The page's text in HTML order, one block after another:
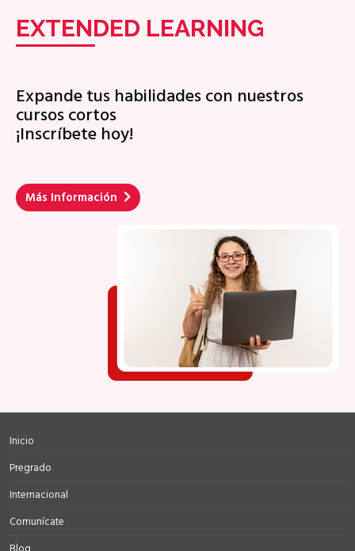
EXTENDED LEARNING
Expande tus habilidades con nuestros
cursos cortos
¡Inscríbete hoy!
Más Información
Inicio
Pregrado
Internacional
Comunícate